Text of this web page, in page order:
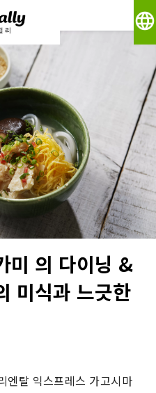
language
미 의 다이닝 &
미식과 느긋한
탈 익스프레스 가고시마